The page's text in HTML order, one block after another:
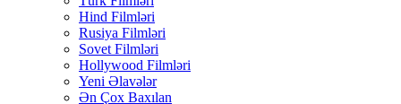
Hind Filmləri
Rusiya Filmləri
Sovet Filmləri
Hollywood Filmləri
Yeni Əlavələr
Ən Çox Baxılan